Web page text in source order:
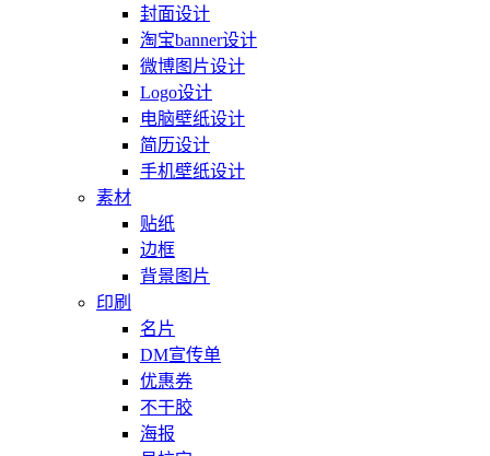
封面设计
淘宝banner设计
微博图片设计
Logo设计
电脑壁纸设计
简历设计
手机壁纸设计
素材
贴纸
边框
背景图片
印刷
名片
DM宣传单
优惠券
不干胶
海报